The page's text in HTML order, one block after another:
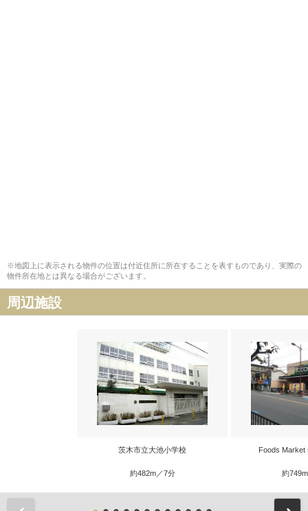
※地図上に表示される物件の位置は付近住所に所在することを表すものであり、実際の
物件所在地とは異なる場合がございます。
周辺施設
茨木市立大池小学校
約482m／7分
Foods Market
約